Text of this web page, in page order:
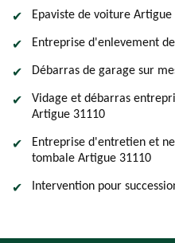
Epaviste de voiture Artigue
Entreprise d'enlevement
Débarras de garage sur
Vidage et débarras
Artigue 31110
Entreprise d'entretien et
tombale Artigue 31110
Intervention pour